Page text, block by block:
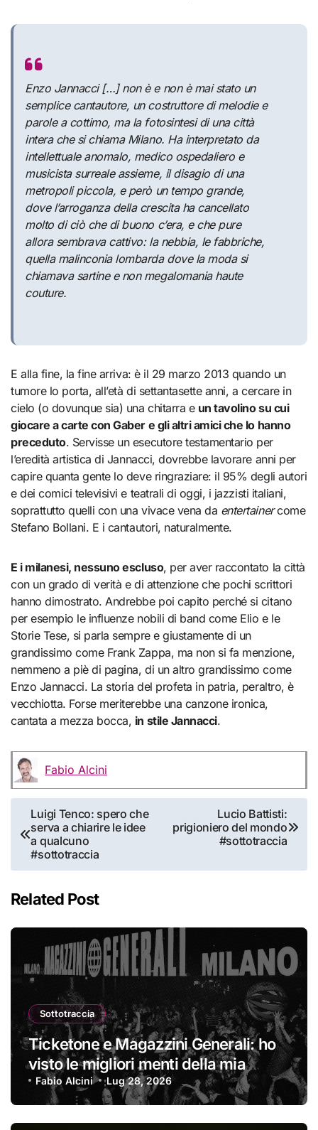
Enzo Jannacci […] non è e non è mai stato un
semplice cantautore, un costruttore di melodie e
parole a cottimo, ma la fotosintesi di una città
intera che si chiama Milano. Ha interpretato da
intellettuale anomalo, medico ospedaliero e
musicista surreale assieme, il disagio di una
metropoli piccola, e però un tempo grande,
dove l’arroganza della crescita ha cancellato
molto di ciò che di buono c’era, e che pure
allora sembrava cattivo: la nebbia, le fabbriche,
quella malinconia lombarda dove la moda si
chiamava sartine e non megalomania haute
couture.
E alla fine, la fine arriva: è il 29 marzo 2013 quando un
tumore lo porta, all’età di settantasette anni, a cercare in
cielo (o dovunque sia) una chitarra e un tavolino su cui
giocare a carte con Gaber e gli altri amici che lo hanno
preceduto. Servisse un esecutore testamentario per
l’eredità artistica di Jannacci, dovrebbe lavorare anni per
capire quanta gente lo deve ringraziare: il 95% degli autori
e dei comici televisivi e teatrali di oggi, i jazzisti italiani,
soprattutto quelli con una vivace vena da entertainercome
Stefano Bollani. E i cantautori, naturalmente.
E i milanesi, nessuno escluso, per aver raccontato la città
con un grado di verità e di attenzione che pochi scrittori
hanno dimostrato. Andrebbe poi capito perché si citano
per esempio le influenze nobili di band come Elio e le
Storie Tese, si parla sempre e giustamente di un
grandissimo come Frank Zappa, ma non si fa menzione,
nemmeno a piè di pagina, di un altro grandissimo come
Enzo Jannacci. La storia del profeta in patria, peraltro, è
vecchiotta. Forse meriterebbe una canzone ironica,
cantata a mezza bocca, in stile Jannacci.
Fabio Alcini
Navigazione
articoli
Luigi Tenco: spero che
serva a chiarire le idee
a qualcuno
#sottotraccia
Lucio Battisti:
prigioniero del mondo
#sottotraccia
Related Post
Sottotraccia
Ticketone e Magazzini Generali: ho
visto le migliori menti della mia
generazione… #sottotraccia
Fabio Alcini Lug 28, 2026